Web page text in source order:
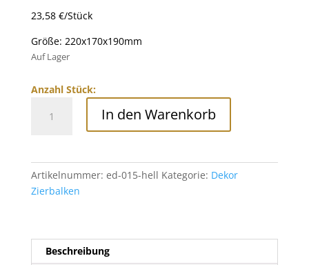
23,58 €/Stück
Größe: 220x170x190mm
Auf Lager
Anzahl Stück:
Zierbalken
In den Warenkorb
Artikelnummer: ed-015-hell Kategorie: Dekor
Zierbalken
Beschreibung